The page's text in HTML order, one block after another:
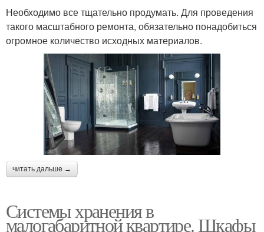
Необходимо все тщательно продумать. Для проведения
такого масштабного ремонта, обязательно понадобиться
огромное количество исходных материалов.
читать дальше →
Системы хранения в
малогабаритной квартире. Шкафы